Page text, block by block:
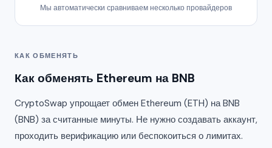
Мы автоматически сравниваем несколько провайдеров
КАК ОБМЕНЯТЬ
Как обменять Ethereum на BNB
CryptoSwap упрощает обмен Ethereum (ETH) на BNB
(BNB) за считанные минуты. Не нужно создавать аккаунт,
проходить верификацию или беспокоиться о лимитах.